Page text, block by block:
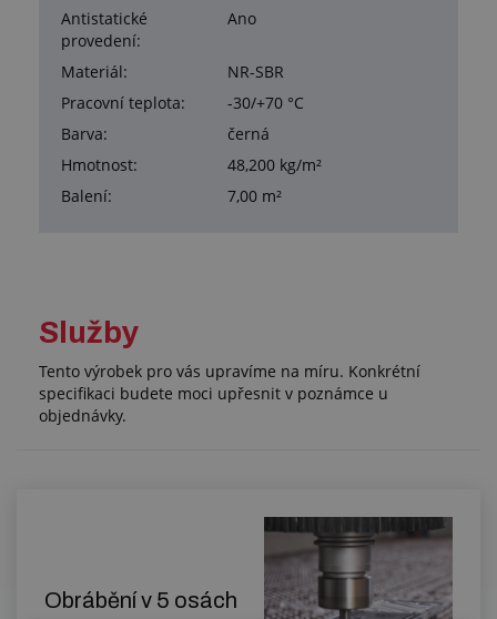
Antistatické
provedení:
Ano
Materiál:
NR-SBR
Pracovní teplota:
-30/+70 °C
Barva:
černá
Hmotnost:
48,200 kg/m²
Balení:
7,00 m²
Služby
Tento výrobek pro vás upravíme na míru. Konkrétní
specifikaci budete moci upřesnit v poznámce u
objednávky.
Obrábění v 5 osách